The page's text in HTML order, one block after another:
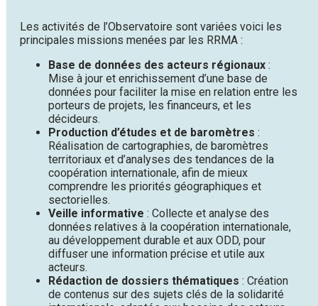
Les activités de l’Observatoire sont variées voici les
principales missions menées par les RRMA :
Base de données des acteurs régionaux :
Mise à jour et enrichissement d’une base de
données pour faciliter la mise en relation entre les
porteurs de projets, les financeurs, et les
décideurs.
Production d’études et de baromètres :
Réalisation de cartographies, de baromètres
territoriaux et d’analyses des tendances de la
coopération internationale, afin de mieux
comprendre les priorités géographiques et
sectorielles.
Veille informative : Collecte et analyse des
données relatives à la coopération internationale,
au développement durable et aux ODD, pour
diffuser une information précise et utile aux
acteurs.
Rédaction de dossiers thématiques : Création
de contenus sur des sujets clés de la solidarité